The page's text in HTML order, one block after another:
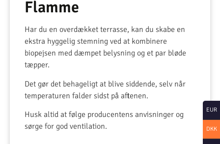
Flamme
Har du en overdækket terrasse, kan du skabe en
ekstra hyggelig stemning ved at kombinere
biopejsen med dæmpet belysning og et par bløde
tæpper.
Det gør det behageligt at blive siddende, selv når
temperaturen falder sidst på aftenen.
Husk altid at følge producentens anvisninger og
sørge for god ventilation.
EUR
DKK